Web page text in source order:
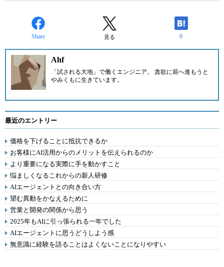
Share 見る 0
Ahf
「試される大地」で働くエンジニア。 貪欲に前へ進もうと
やみくもに生きています。
最近のエントリー
価格を下げることに抵抗できるか
お客様にAI活用からのメリットを伝えられるのか
より重要になる実際に手を動かすこと
悩ましくなるこれからの新人研修
AIエージェントとの向き合い方
望む異動をかなえるために
営業と開発の関係から思う
2025年もAIに引っ張られる一年でした
AIエージェントに思うどうしよう感
無意識に経験を語ることはよくないことになりやすい